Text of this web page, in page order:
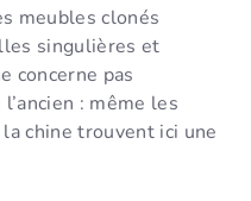
meubles clonés
singulières et
concerne pas
: même les
chine trouvent ici une